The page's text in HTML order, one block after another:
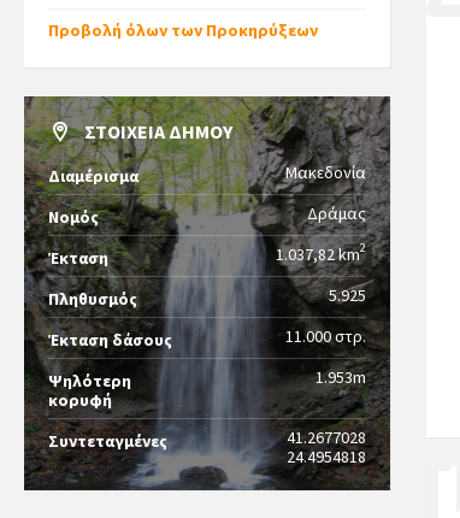
Προβολή όλων των Προκηρύξεων
ΣΤΟΙΧΕΙΑ ΔΗΜΟΥ
Διαμέρισμα Μακεδονία
Νομός Δράμας
Έκταση 1.037,82 km2
Πληθυσμός 5.925
Έκταση δάσους 11.000 στρ.
Ψηλότερη
κορυφή
1.953m
Συντεταγμένες
41.2677028
24.4954818